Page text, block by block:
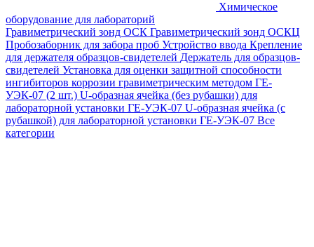
Химическое
оборудование для лабораторий
Гравиметрический зонд ОСК Гравиметрический зонд ОСКЦ
Пробозаборник для забора проб Устройство ввода Крепление
для держателя образцов-свидетелей Держатель для образцов-
свидетелей Установка для оценки защитной способности
ингибиторов коррозии гравиметрическим методом ГЕ-
УЭК-07 (2 шт.) U-образная ячейка (без рубашки) для
лабораторной установки ГЕ-УЭК-07 U-образная ячейка (с
рубашкой) для лабораторной установки ГЕ-УЭК-07 Все
категории